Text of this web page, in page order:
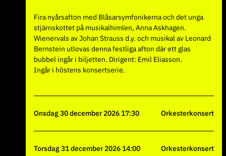
Fira nyårsafton med Blåsarsymfonikerna och det unga
stjärnskottet på musikalhimlen, Anna Askhagen.
Wienervals av Johan Strauss d.y. och musikal av Leonard
Bernstein utlovas denna festliga afton där ett glas
bubbel ingår i biljetten. Dirigent: Emil Eliasson.
Ingår i höstens konsertserie.
onsdag 30 december 2026 17:30 Orkesterkonsert
torsdag 31 december 2026 14:00 Orkesterkonsert